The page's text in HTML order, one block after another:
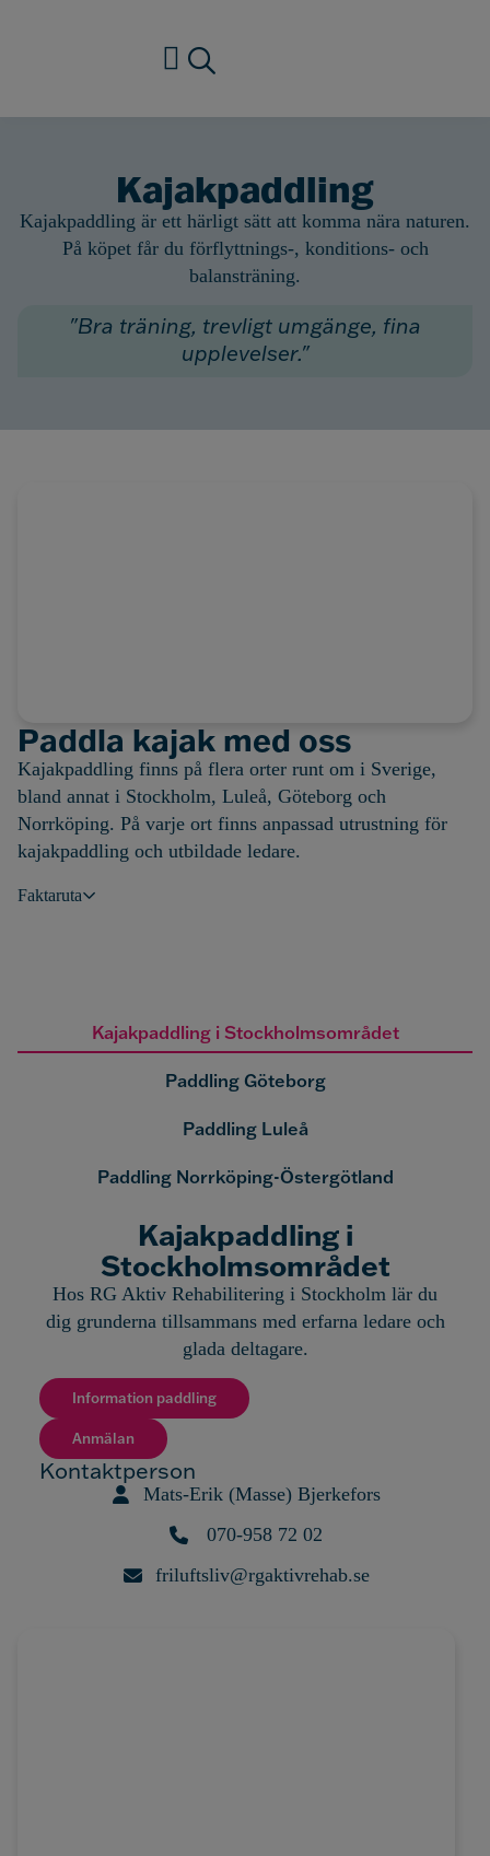
Kajakpaddling
Kajakpaddling är ett härligt sätt att komma nära naturen.
På köpet får du förflyttnings-, konditions- och
balansträning.
"Bra träning, trevligt umgänge, fina
upplevelser."
Paddla kajak med oss
Kajakpaddling finns på flera orter runt om i Sverige,
bland annat i Stockholm, Luleå, Göteborg och
Norrköping. På varje ort finns anpassad utrustning för
kajakpaddling och utbildade ledare.
Faktaruta
Kajakpaddling i Stockholmsområdet
Paddling Göteborg
Paddling Luleå
Paddling Norrköping-Östergötland
Kajakpaddling i
Stockholmsområdet
Hos RG Aktiv Rehabilitering i Stockholm lär du
dig grunderna tillsammans med erfarna ledare och
glada deltagare.
Information paddling
Anmälan
Kontaktperson
Mats-Erik (Masse) Bjerkefors
070-958 72 02
friluftsliv@rgaktivrehab.se